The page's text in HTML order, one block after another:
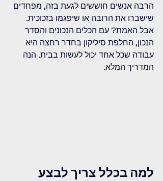
הרבה אנשים חוששים לגעת בזה, מפחדים
שישברו את הרובה או שיפגמו בזכוכית.
אבל האמת? עם הכלים הנכונים והסדר
הנכון, החלפת סיליקון בחדר רחצה היא
עבודה שכל אחד יכול לעשות בבית. הנה
המדריך המלא.
למה בכלל צריך לבצע